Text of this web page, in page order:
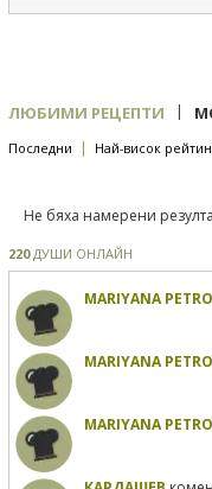
ЛЮБИМИ РЕЦЕПТИ |
Последни | Най-висок
Не бяха намерени
220ДУШИ ОНЛАЙН
MARIYANA
MARIYANA
MARIYANA